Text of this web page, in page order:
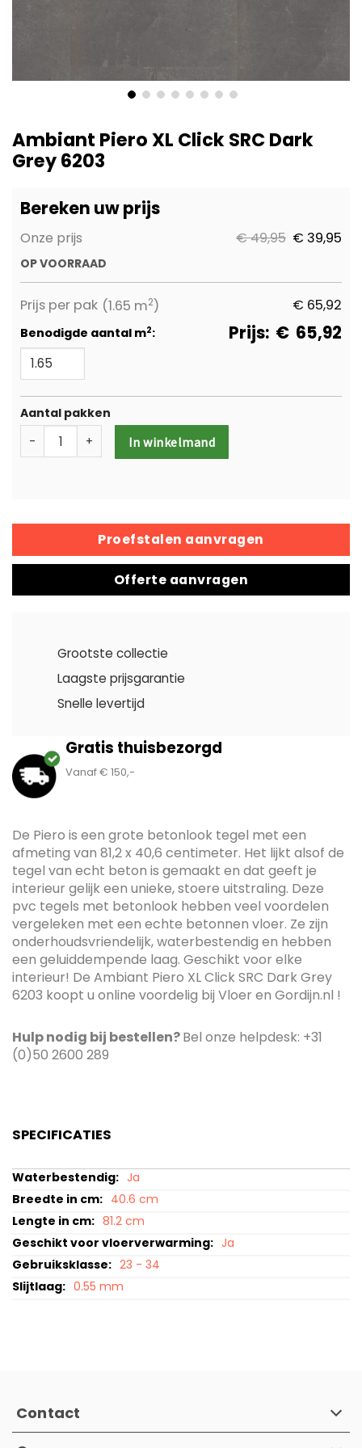
het
begin
afbeeldingen-
Ambiant Piero XL Click SRC Dark
Grey 6203
Bereken uw prijs
Onze prijs € 49,95 € 39,95
OP VOORRAAD
Prijs per pak (1.65 m2) € 65,92
Benodigde aantal m2: Prijs: € 65,92
Aantal pakken
-
+ In winkelmand
Proefstalen aanvragen
Offerte aanvragen
Grootste collectie
Laagste prijsgarantie
Snelle levertijd
Gratis thuisbezorgd
Vanaf € 150,-
De Piero is een grote betonlook tegel met een
afmeting van 81,2 x 40,6 centimeter. Het lijkt alsof de
tegel van echt beton is gemaakt en dat geeft je
interieur gelijk een unieke, stoere uitstraling. Deze
pvc tegels met betonlook hebben veel voordelen
vergeleken met een echte betonnen vloer. Ze zijn
onderhoudsvriendelijk, waterbestendig en hebben
een geluiddempende laag. Geschikt voor elke
interieur! De Ambiant Piero XL Click SRC Dark Grey
6203 koopt u online voordelig bij Vloer en Gordijn.nl !
Hulp nodig bij bestellen?Bel onze helpdesk: +31
(0)50 2600 289
SPECIFICATIES
Specificaties
Ja
40.6 cm
81.2 cm
Ja
23 - 34
0.55 mm
Contact